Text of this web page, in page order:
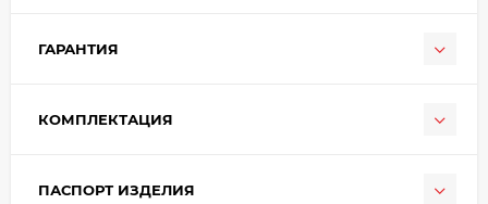
ГАРАНТИЯ
КОМПЛЕКТАЦИЯ
ПАСПОРТ ИЗДЕЛИЯ